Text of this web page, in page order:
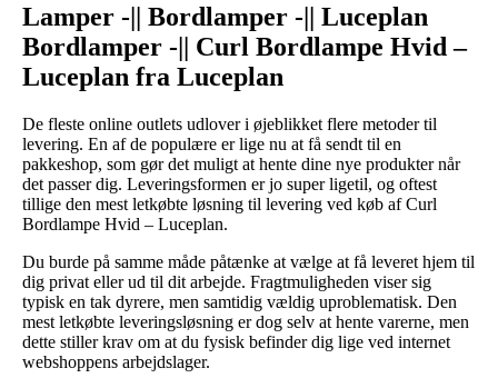
Lamper -|| Bordlamper -|| Luceplan
Bordlamper -|| Curl Bordlampe Hvid –
Luceplan fra Luceplan
De fleste online outlets udlover i øjeblikket flere metoder til
levering. En af de populære er lige nu at få sendt til en
pakkeshop, som gør det muligt at hente dine nye produkter når
det passer dig. Leveringsformen er jo super ligetil, og oftest
tillige den mest letkøbte løsning til levering ved køb af Curl
Bordlampe Hvid – Luceplan.
Du burde på samme måde påtænke at vælge at få leveret hjem til
dig privat eller ud til dit arbejde. Fragtmuligheden viser sig
typisk en tak dyrere, men samtidig vældig uproblematisk. Den
mest letkøbte leveringsløsning er dog selv at hente varerne, men
dette stiller krav om at du fysisk befinder dig lige ved internet
webshoppens arbejdslager.